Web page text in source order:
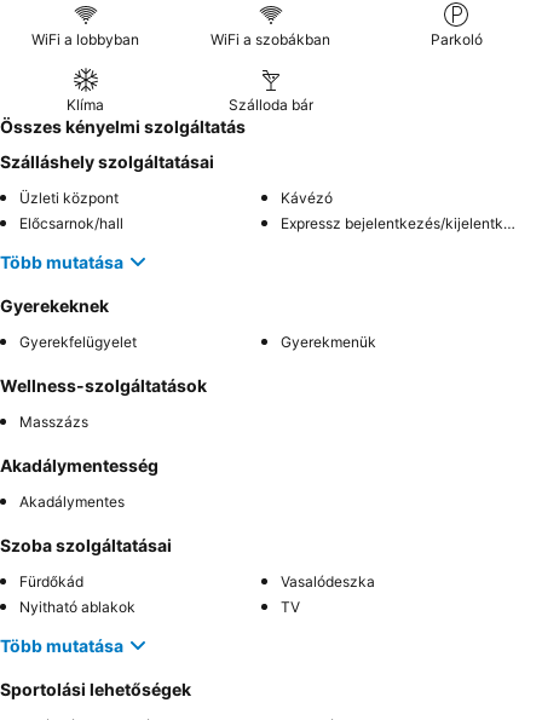
WiFi a lobbyban WiFi a szobákban Parkoló
Klíma Szálloda bár
Összes kényelmi szolgáltatás
Szálláshely szolgáltatásai
Üzleti központ
Kávézó
Előcsarnok/hall
Expressz bejelentkezés/kijelentkezés
Több mutatása
Gyerekeknek
Gyerekfelügyelet Gyerekmenük
Wellness-szolgáltatások
Masszázs
Akadálymentesség
Akadálymentes
Szoba szolgáltatásai
Fürdőkád
Vasalódeszka
Nyitható ablakok
TV
Több mutatása
Sportolási lehetőségek